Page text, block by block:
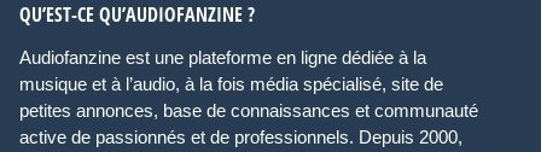
QU’EST-CE QU’AUDIOFANZINE ?
Audiofanzine est une plateforme en ligne dédiée à la
musique et à l’audio, à la fois média spécialisé, site de
petites annonces, base de connaissances et communauté
active de passionnés et de professionnels. Depuis 2000,